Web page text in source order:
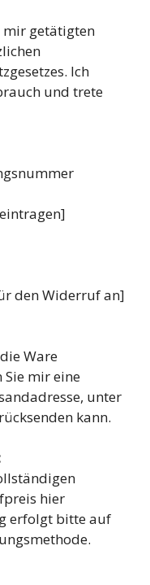
mir getätigten
Ich
und trete
den Widerruf an]
Ware
Sie mir eine
unter
kann.
hier
erfolgt bitte auf